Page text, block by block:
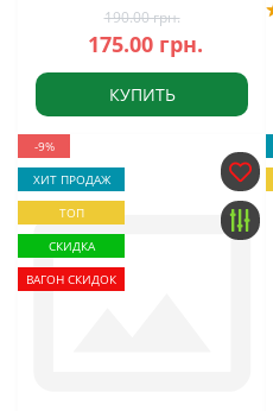
190.00 грн.
175.00 грн.
КУПИТЬ
-9%
ХИТ ПРОДАЖ
ТОП
СКИДКА
ВАГОН СКИДОК